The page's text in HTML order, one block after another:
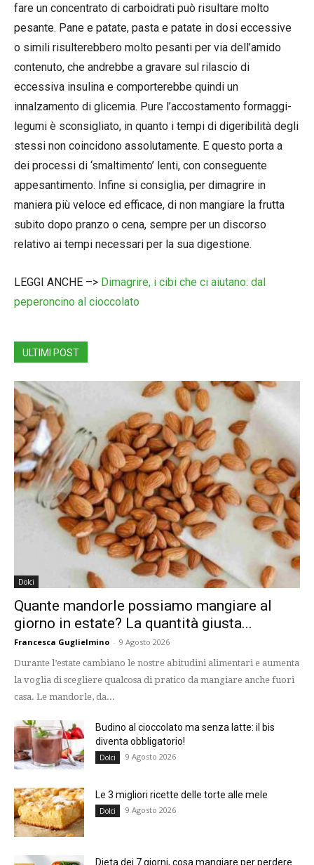
fare un concentrato di carboidrati può risultare molto
pesante. Pane e patate, pasta e patate in dosi eccessive
o simili risulterebbero molto pesanti per via dell’amido
contenuto, che andrebbe a gravare sul rilascio di
eccessiva insulina e comporterebbe quindi un
innalzamento di glicemia. Pure l’accostamento formaggi-
legumi è sconsigliato, in quanto i tempi di digeribilità degli
stessi non coincidono assolutamente. E questo porta a
dei processi di ‘smaltimento’ lenti, con conseguente
appesantimento. Infine si consiglia, per dimagrire in
maniera più veloce ed efficace, di non mangiare la frutta
subito dopo pranzo o cena, sempre per un discorso
relativo ai tempi necessari per la sua digestione.
LEGGI ANCHE –> Dimagrire, i cibi che ci aiutano: dal
peperoncino al cioccolato
ULTIMI POST
Dolci
Quante mandorle possiamo mangiare al
giorno in estate? La quantità giusta...
Francesca Guglielmino - 9 Agosto 2026
Durante l’estate cambiano le nostre abitudini alimentari e aumenta
la voglia di scegliere qualcosa di pratico da mangiare anche fuori
casa. Le mandorle, da...
Budino al cioccolato ma senza latte: il bis
diventa obbligatorio!
Dolci 9 Agosto 2026
Le 3 migliori ricette delle torte alle mele
Dolci 9 Agosto 2026
Dieta dei 7 giorni, cosa mangiare per perdere